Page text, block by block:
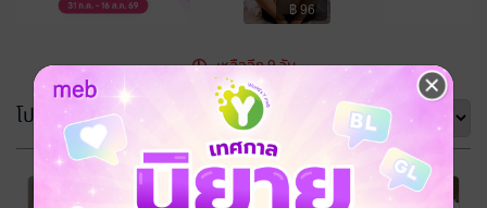
฿ 96
เหลืออีก 9 วัน
โปรโมชัน เรียงตาม
-19% -19%